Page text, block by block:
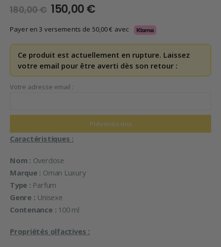
180,00€ Le
prix
initial
était :
180,00 €.
150,00€Le
actuel
est :
150,00 €.
Payer en 3 versements de 50,00€ avec
Ce produit est actuellement en rupture. Laissez
votre email pour être averti dès son retour :
Votre adresse email :
Caractéristiques :
Nom : Overdose
Marque : Oman Luxury
Type : Parfum
Genre : Unisexe
Contenance : 100 ml
Propriétés olfactives :